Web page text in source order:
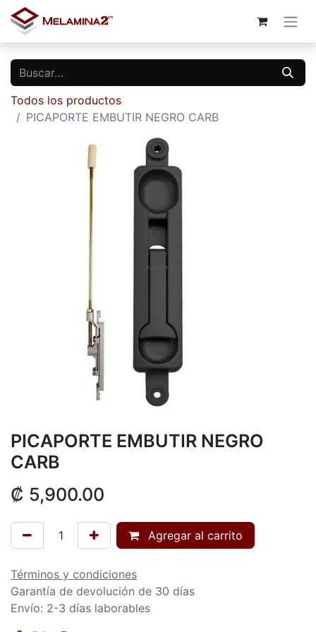
Todos los productos
PICAPORTE EMBUTIR NEGRO CARB
PICAPORTE EMBUTIR NEGRO
CARB
₡ 5,900.00
Agregar al carrito
Términos y condiciones
Garantía de devolución de 30 días
Envío: 2-3 días laborables